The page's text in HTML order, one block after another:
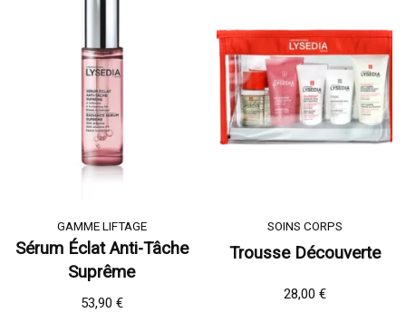
GAMME LIFTAGE
Sérum Éclat Anti-Tâche
Suprême
53,90 €
SOINS CORPS
Trousse Découverte
28,00 €